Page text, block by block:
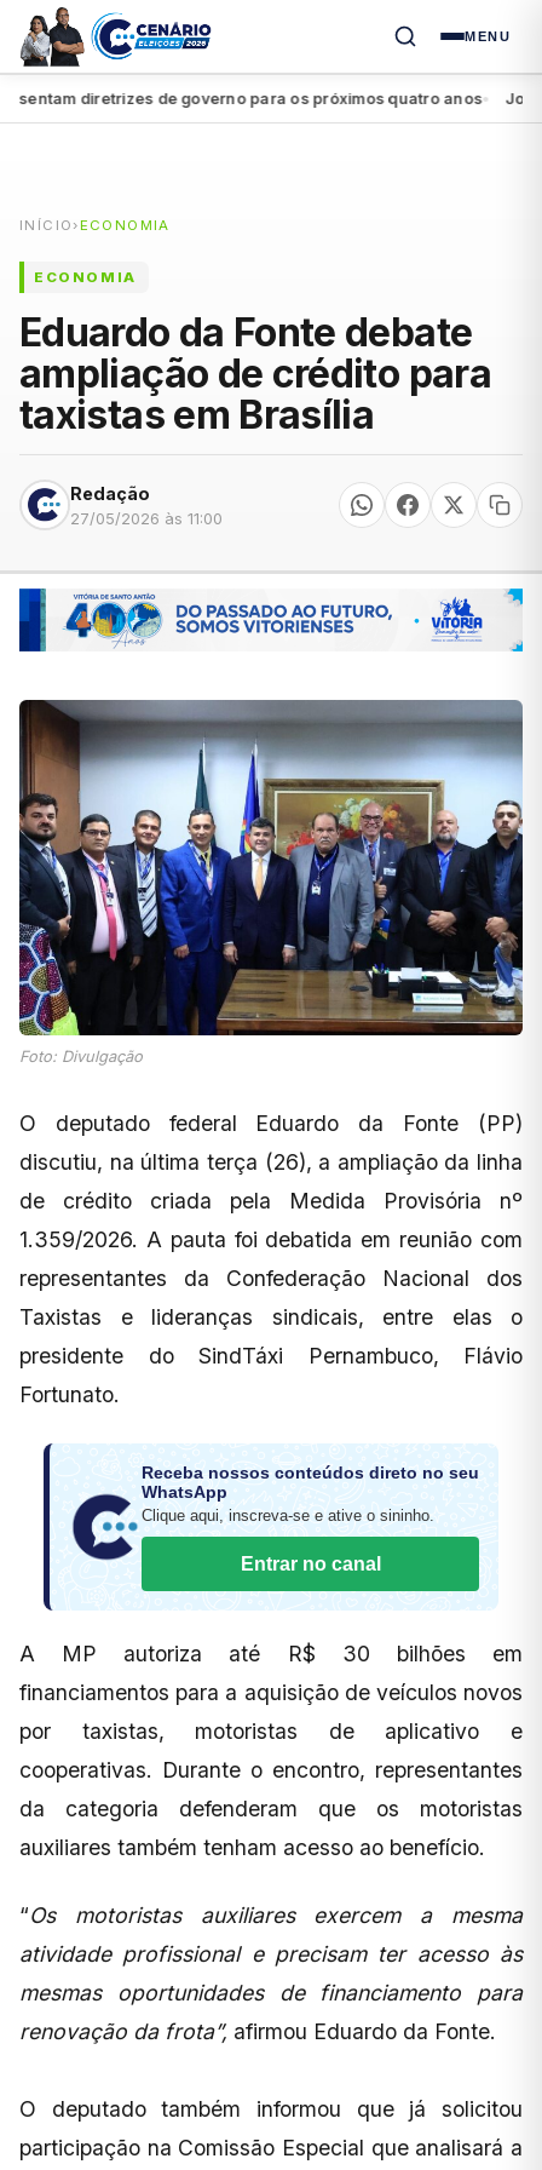
MENU
diretrizes de governo para os próximos quatro anos● João
INÍCIO ›ECONOMIA
ECONOMIA
Eduardo da Fonte debate
ampliação de crédito para
taxistas em Brasília
Redação
27/05/2026 às 11:00
Foto: Divulgação
O deputado federal Eduardo da Fonte (PP)
discutiu, na última terça (26), a ampliação da linha
de crédito criada pela Medida Provisória nº
1.359/2026. A pauta foi debatida em reunião com
representantes da Confederação Nacional dos
Taxistas e lideranças sindicais, entre elas o
presidente do SindTáxi Pernambuco, Flávio
Fortunato.
Receba nossos conteúdos direto no seu
WhatsApp
Clique aqui, inscreva-se e ative o sininho.
Entrar no canal
A MP autoriza até R$ 30 bilhões em
financiamentos para a aquisição de veículos novos
por taxistas, motoristas de aplicativo e
cooperativas. Durante o encontro, representantes
da categoria defenderam que os motoristas
auxiliares também tenham acesso ao benefício.
“Os motoristas auxiliares exercem a mesma
atividade profissional e precisam ter acesso às
mesmas oportunidades de financiamento para
renovação da frota”, afirmou Eduardo da Fonte.
O deputado também informou que já solicitou
participação na Comissão Especial que analisará a